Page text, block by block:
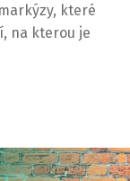
které
na kterou je